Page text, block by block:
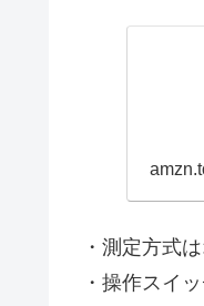
・測定方式
・操作スイ